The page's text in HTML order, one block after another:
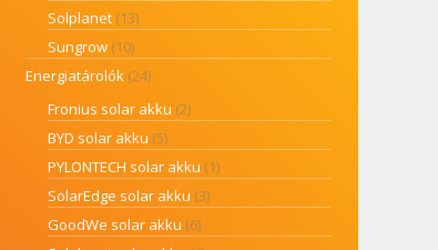
Solplanet (13)
Sungrow (10)
Energiatárolók (24)
Fronius solar akku (2)
BYD solar akku (5)
PYLONTECH solar akku (1)
SolarEdge solar akku (3)
GoodWe solar akku (6)